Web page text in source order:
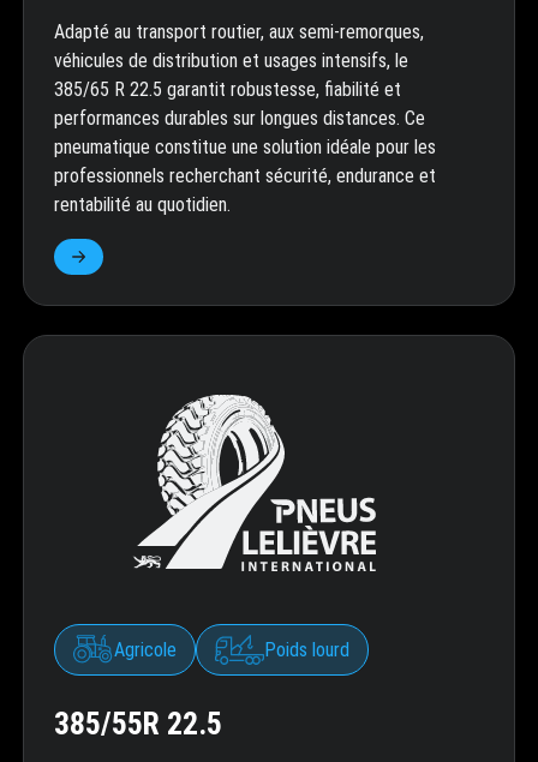
Adapté au transport routier, aux semi-remorques,
véhicules de distribution et usages intensifs, le
385/65 R 22.5 garantit robustesse, fiabilité et
performances durables sur longues distances. Ce
pneumatique constitue une solution idéale pour les
professionnels recherchant sécurité, endurance et
rentabilité au quotidien.
Agricole Poids lourd
385/55R 22.5